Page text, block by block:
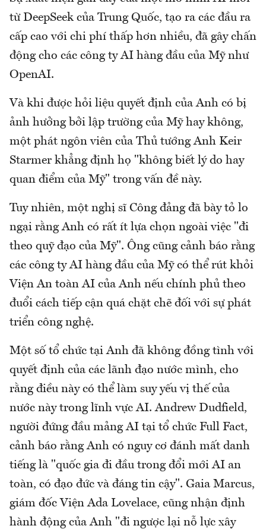
từ DeepSeek của Trung Quốc, tạo ra các đầu ra
cấp cao với chi phí thấp hơn nhiều, đã gây chấn
động cho các công ty AI hàng đầu của Mỹ như
OpenAI.
Và khi được hỏi liệu quyết định của Anh có bị
ảnh hưởng bởi lập trường của Mỹ hay không,
một phát ngôn viên của Thủ tướng Anh Keir
Starmer khẳng định họ "không biết lý do hay
quan điểm của Mỹ" trong vấn đề này.
Tuy nhiên, một nghị sĩ Công đảng đã bày tỏ lo
ngại rằng Anh có rất ít lựa chọn ngoài việc "đi
theo quỹ đạo của Mỹ". Ông cũng cảnh báo rằng
các công ty AI hàng đầu của Mỹ có thể rút khỏi
Viện An toàn AI của Anh nếu chính phủ theo
đuổi cách tiếp cận quá chặt chẽ đối với sự phát
triển công nghệ.
Một số tổ chức tại Anh đã không đồng tình với
quyết định của các lãnh đạo nước mình, cho
rằng điều này có thể làm suy yếu vị thế của
nước này trong lĩnh vực AI. Andrew Dudfield,
người đứng đầu mảng AI tại tổ chức Full Fact,
cảnh báo rằng Anh có nguy cơ đánh mất danh
tiếng là "quốc gia đi đầu trong đổi mới AI an
toàn, có đạo đức và đáng tin cậy". Gaia Marcus,
giám đốc Viện Ada Lovelace, cũng nhận định
hành động của Anh "đi ngược lại nỗ lực xây